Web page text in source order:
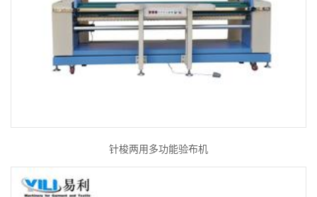
针梭两用多功能验布机